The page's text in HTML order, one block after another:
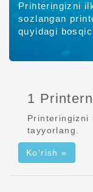
Printeringizni
sozlangan
quyidagi
1
Printeringizni
tayyorlang.
Ko‘rish »